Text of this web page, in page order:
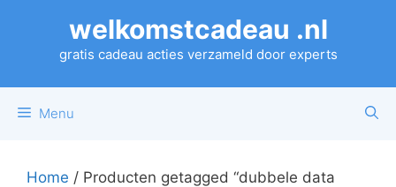
welkomstcadeau .nl
gratis cadeau acties verzameld door experts
Menu
Home / Producten getagged “dubbele data